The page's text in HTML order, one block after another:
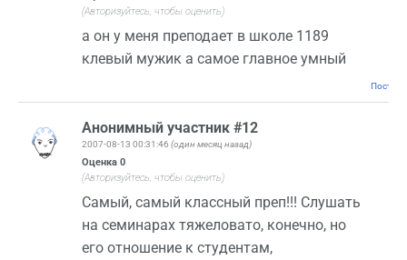
(Авторизуйтесь, чтобы оценить)
а он у меня преподает в школе 1189
клевый мужик а самое главное умный
Анонимный участник #12
2007-08-13 00:31:46 (один месяц назад)
Оценка 0
(Авторизуйтесь, чтобы оценить)
Самый, самый классный преп!!! Слушать
на семинарах тяжеловато, конечно, но
его отношение к студентам,